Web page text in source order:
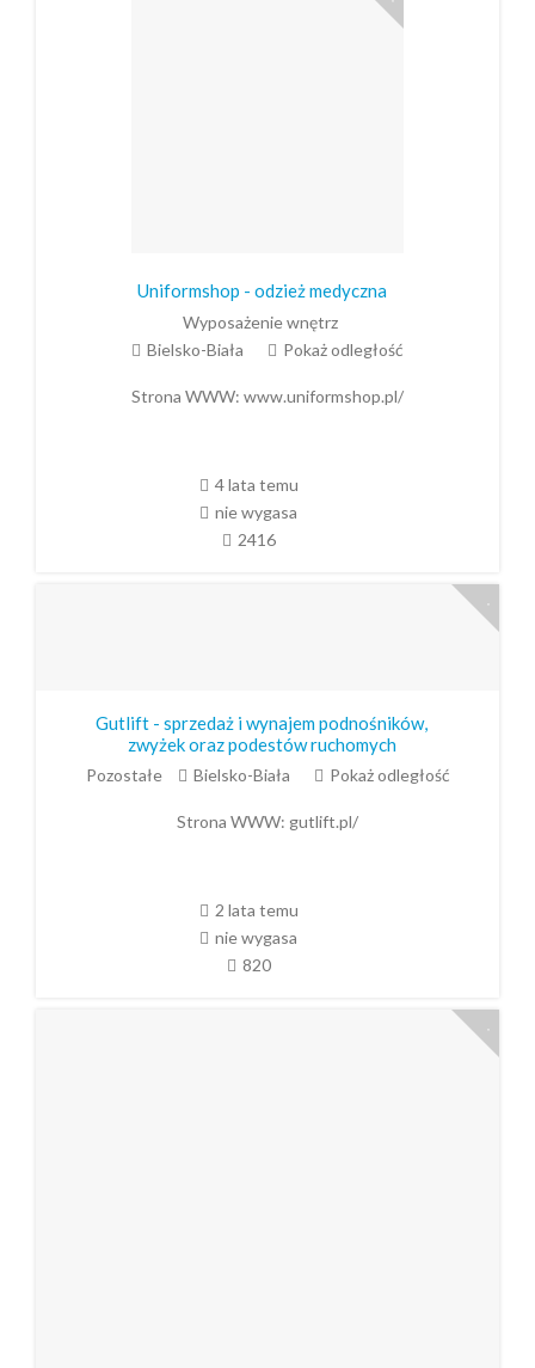
Uniformshop - odzież medyczna
Wyposażenie wnętrz
Bielsko-Biała
Pokaż odległość
Strona WWW: www.uniformshop.pl/
4 lata temu
nie wygasa
2416
Gutlift - sprzedaż i wynajem podnośników,
zwyżek oraz podestów ruchomych
Pozostałe Bielsko-Biała Pokaż odległość
Strona WWW: gutlift.pl/
2 lata temu
nie wygasa
820